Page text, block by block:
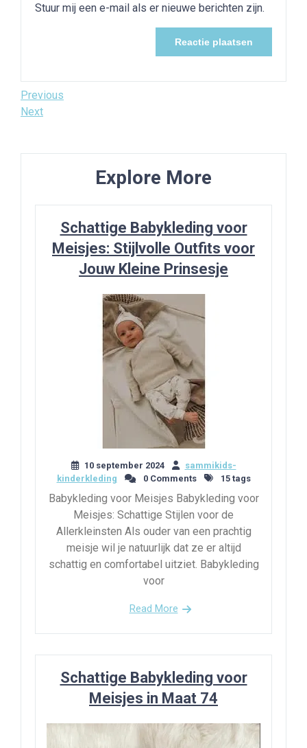
Stuur mij een e-mail als er nieuwe berichten zijn.
Bericht
navigatie
Previous
Post
Previous
Next
Next
Explore More
Schattige Babykleding voor
Meisjes: Stijlvolle Outfits voor
Jouw Kleine Prinsesje
10 september 2024
sammikids-
kinderkleding
0 Comments 15 tags
Babykleding voor Meisjes Babykleding voor
Meisjes: Schattige Stijlen voor de
Allerkleinsten Als ouder van een prachtig
meisje wil je natuurlijk dat ze er altijd
schattig en comfortabel uitziet. Babykleding
voor
Read More
Schattige Babykleding voor
Meisjes in Maat 74